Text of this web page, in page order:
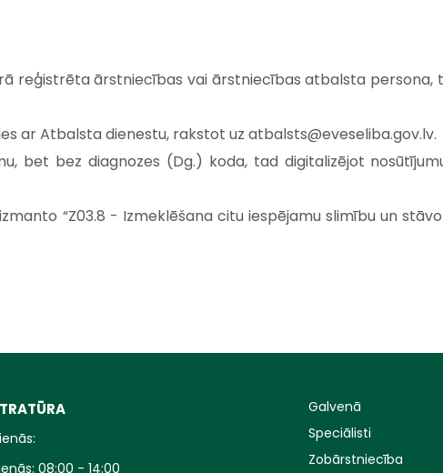
reģistrēta ārstniecības vai ārstniecības atbalsta persona,
ar Atbalsta dienestu, rakstot uz atbalsts@eveseliba.gov.lv.
bet bez diagnozes (Dg.) koda, tad digitalizējot
“Z03.8 - Izmeklēšana citu iespējamu slimību un
08:00 - 14:00
Galvenā
Speciālisti
Zobārstniecība